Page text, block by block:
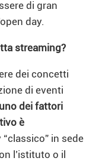
di gran
day.
streaming?
dei concetti
di eventi
uno dei fattori
è
in sede
l’istituto o il